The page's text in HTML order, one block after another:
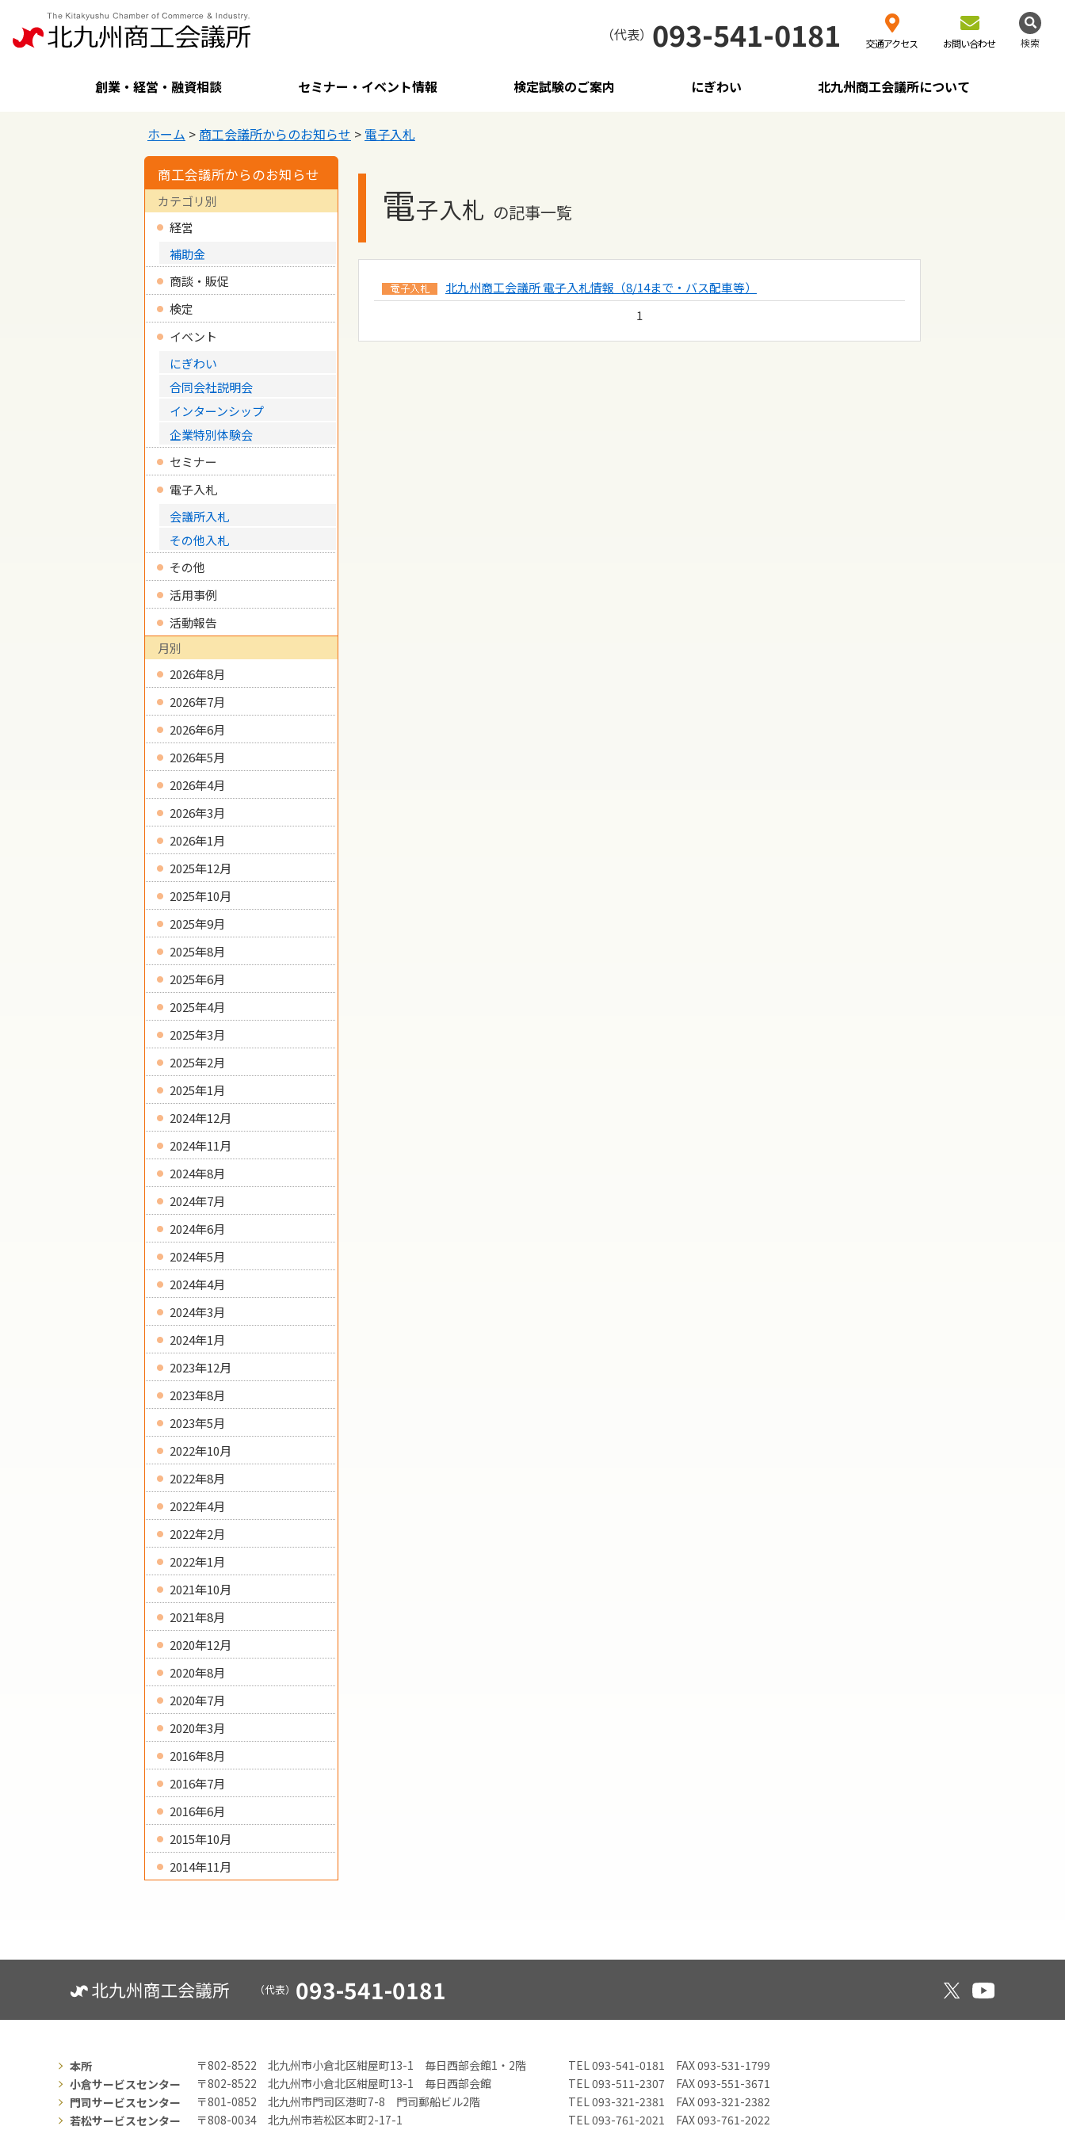
（代表） 093-541-0181 交通アクセス お問い合わせ 検索
創業・経営・融資相談 セミナー・イベント情報 検定試験のご案内 にぎわい 北九州商工会議所について
ホーム > 商工会議所からのお知らせ > 電子入札
電子入札 の記事一覧
北九州商工会議所 電子入札情報（8/14まで・バス配車等）
1
商工会議所からのお知らせ
カテゴリ別
経営
補助金
商談・販促
検定
イベント
にぎわい
合同会社説明会
インターンシップ
企業特別体験会
セミナー
電子入札
会議所入札
その他入札
その他
活用事例
活動報告
月別
2026年8月
2026年7月
2026年6月
2026年5月
2026年4月
2026年3月
2026年1月
2025年12月
2025年10月
2025年9月
2025年8月
2025年6月
2025年4月
2025年3月
2025年2月
2025年1月
2024年12月
2024年11月
2024年8月
2024年7月
2024年6月
2024年5月
2024年4月
2024年3月
2024年1月
2023年12月
2023年8月
2023年5月
2022年10月
2022年8月
2022年4月
2022年2月
2022年1月
2021年10月
2021年8月
2020年12月
2020年8月
2020年7月
2020年3月
2016年8月
2016年7月
2016年6月
2015年10月
2014年11月
（代表） 093-541-0181
本所 〒802-8522 北九州市小倉北区紺屋町13-1 毎日西部会館1・2階 TEL 093-541-0181 FAX093-531-1799
小倉サービスセンター
〒802-8522 北九州市小倉北区紺屋町13-1 毎日西部会館 TEL 093-511-2307 FAX093-551-3671
門司サービスセンター
〒801-0852 北九州市門司区港町7-8 門司郵船ビル2階 TEL 093-321-2381 FAX093-321-2382
若松サービスセンター
〒808-0034 北九州市若松区本町2-17-1 TEL 093-761-2021 FAX093-761-2022